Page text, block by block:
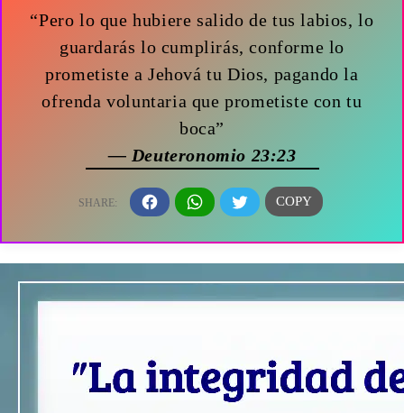
“Pero lo que hubiere salido de tus labios, lo
guardarás lo cumplirás, conforme lo
prometiste a Jehová tu Dios, pagando la
ofrenda voluntaria que prometiste con tu
boca”
— Deuteronomio 23:23